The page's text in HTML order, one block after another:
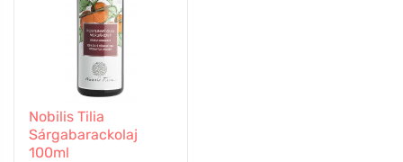
Nobilis Tilia
Sárgabarackolaj
100ml